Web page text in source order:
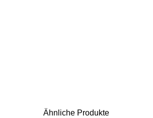
Ähnliche Produkte